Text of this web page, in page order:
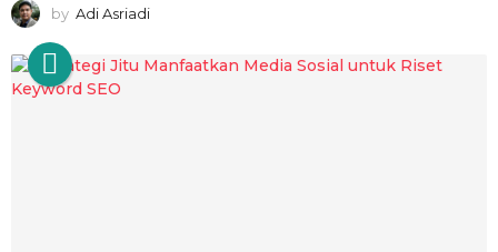
by Adi Asriadi